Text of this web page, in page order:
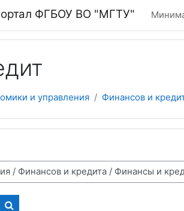
ФГБОУ ВО "МГТУ"
и управления Финансов и